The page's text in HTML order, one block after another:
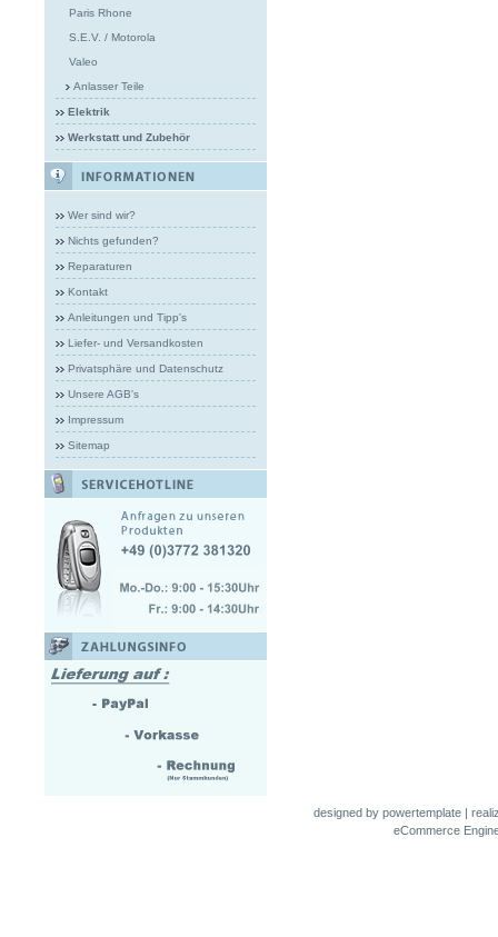
Paris Rhone
S.E.V. / Motorola
Valeo
Anlasser Teile
Elektrik
Werkstatt und Zubehör
Wer sind wir?
Nichts gefunden?
Reparaturen
Kontakt
Anleitungen und Tipp's
Liefer- und Versandkosten
Privatsphäre und Datenschutz
Unsere AGB's
Impressum
Sitemap
designed by powertemplate|
eCommerce